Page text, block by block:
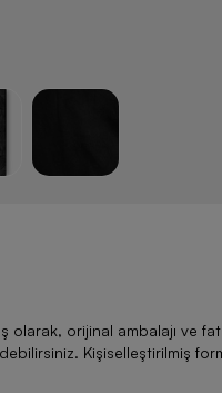
olarak, orijinal ambalajı ve
Kişiselleştirilmiş